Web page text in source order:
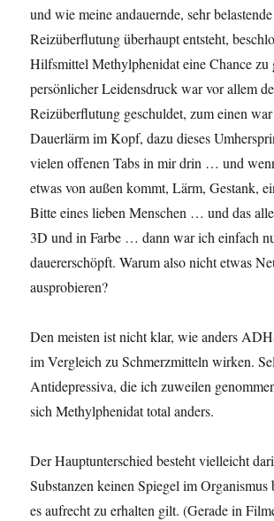
und wie meine andauernde, sehr belastende
Reizüberflutung überhaupt entsteht,
Hilfsmittel Methylphenidat eine Chance zu
persönlicher Leidensdruck war vor allem
Reizüberflutung geschuldet, zum einen
Dauerlärm im Kopf, dazu dieses
vielen offenen Tabs in mir drin … und
etwas von außen kommt, Lärm, Gestank,
Bitte eines lieben Menschen … und das
3D und in Farbe … dann war ich einfach
dauererschöpft. Warum also nicht etwas
ausprobieren?
Den meisten ist nicht klar, wie anders
im Vergleich zu Schmerzmitteln wirken.
Antidepressiva, die ich zuweilen
sich Methylphenidat total anders.
Der Hauptunterschied besteht vielleicht
Substanzen keinen Spiegel im
es aufrecht zu erhalten gilt. (Gerade in